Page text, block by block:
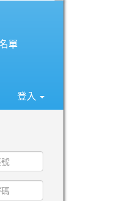
單
登入